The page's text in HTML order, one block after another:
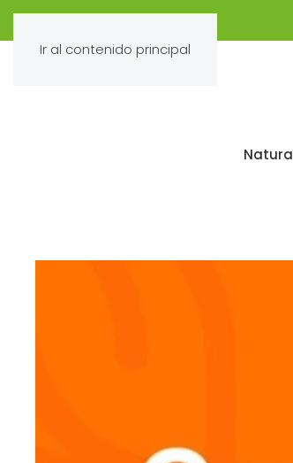
Ir al contenido principal
Natura